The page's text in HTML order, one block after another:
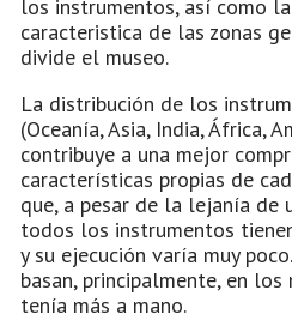
los instrumentos, así como
caracteristica de las zonas
divide el museo.
La distribución de los
(Oceanía, Asia, India, África,
contribuye a una mejor
características propias de
que, a pesar de la lejanía de
todos los instrumentos
y su ejecución varía muy
basan, principalmente, en
tenía más a mano.